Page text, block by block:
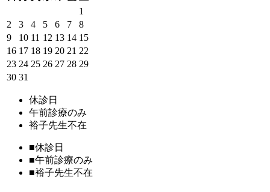
1
2
3 4 5 6 7
8
9
10 11 12 13 14 15
16 17 18 19 20 21 22
23 24 25 26 27 28 29
30 31
休診日
午前診療のみ
裕子先生不在
■休診日
■午前診療のみ
■裕子先生不在